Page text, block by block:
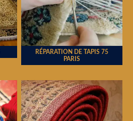
RÉPARATION DE TAPIS 75
PARIS